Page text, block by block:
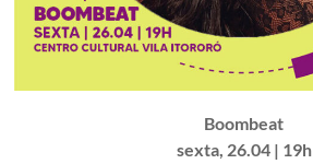
Boombeat
sexta, 26.04 | 19h